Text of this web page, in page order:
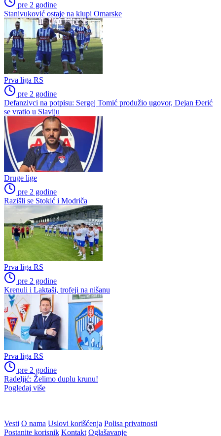
pre 2 godine
Stanivuković ostaje na klupi Omarske
Prva liga RS
pre 2 godine
Defanzivci na potpisu: Sergej Tomić produžio ugovor, Dejan Đerić
se vratio u Slaviju
Druge lige
pre 2 godine
Razišli se Stokić i Modriča
Prva liga RS
pre 2 godine
Krenuli i Laktaši, trofeji na nišanu
Prva liga RS
pre 2 godine
Radeljić: Želimo duplu krunu!
Pogledaj više
Zmajice u Mostaru počele
Skandalozno i sramotno: